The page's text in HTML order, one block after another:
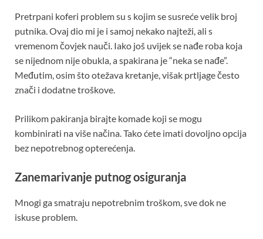
Pretrpani koferi problem su s kojim se susreće velik broj
putnika. Ovaj dio mi je i samoj nekako najteži, ali s
vremenom čovjek nauči. Iako još uvijek se nađe roba koja
se nijednom nije obukla, a spakirana je “neka se nađe”.
Međutim, osim što otežava kretanje, višak prtljage često
znači i dodatne troškove.
Prilikom pakiranja birajte komade koji se mogu
kombinirati na više načina. Tako ćete imati dovoljno opcija
bez nepotrebnog opterećenja.
Zanemarivanje putnog osiguranja
Mnogi ga smatraju nepotrebnim troškom, sve dok ne
iskuse problem.